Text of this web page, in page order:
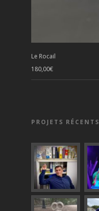
Le Rocail
180,00€
PROJETS RÉCENTS